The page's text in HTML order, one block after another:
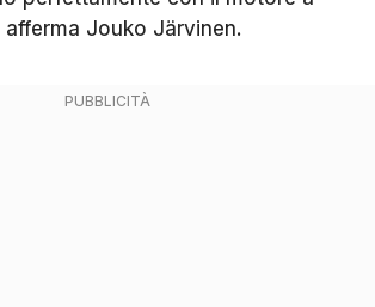
afferma Jouko Järvinen.